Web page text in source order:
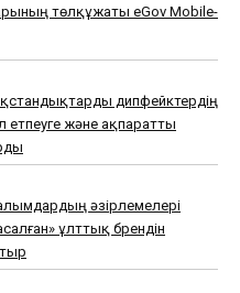
төлқұжаты eGov Mobile-
дипфейктердің
етпеуге және ақпаратты
әзірлемелері
ұлттық брендін